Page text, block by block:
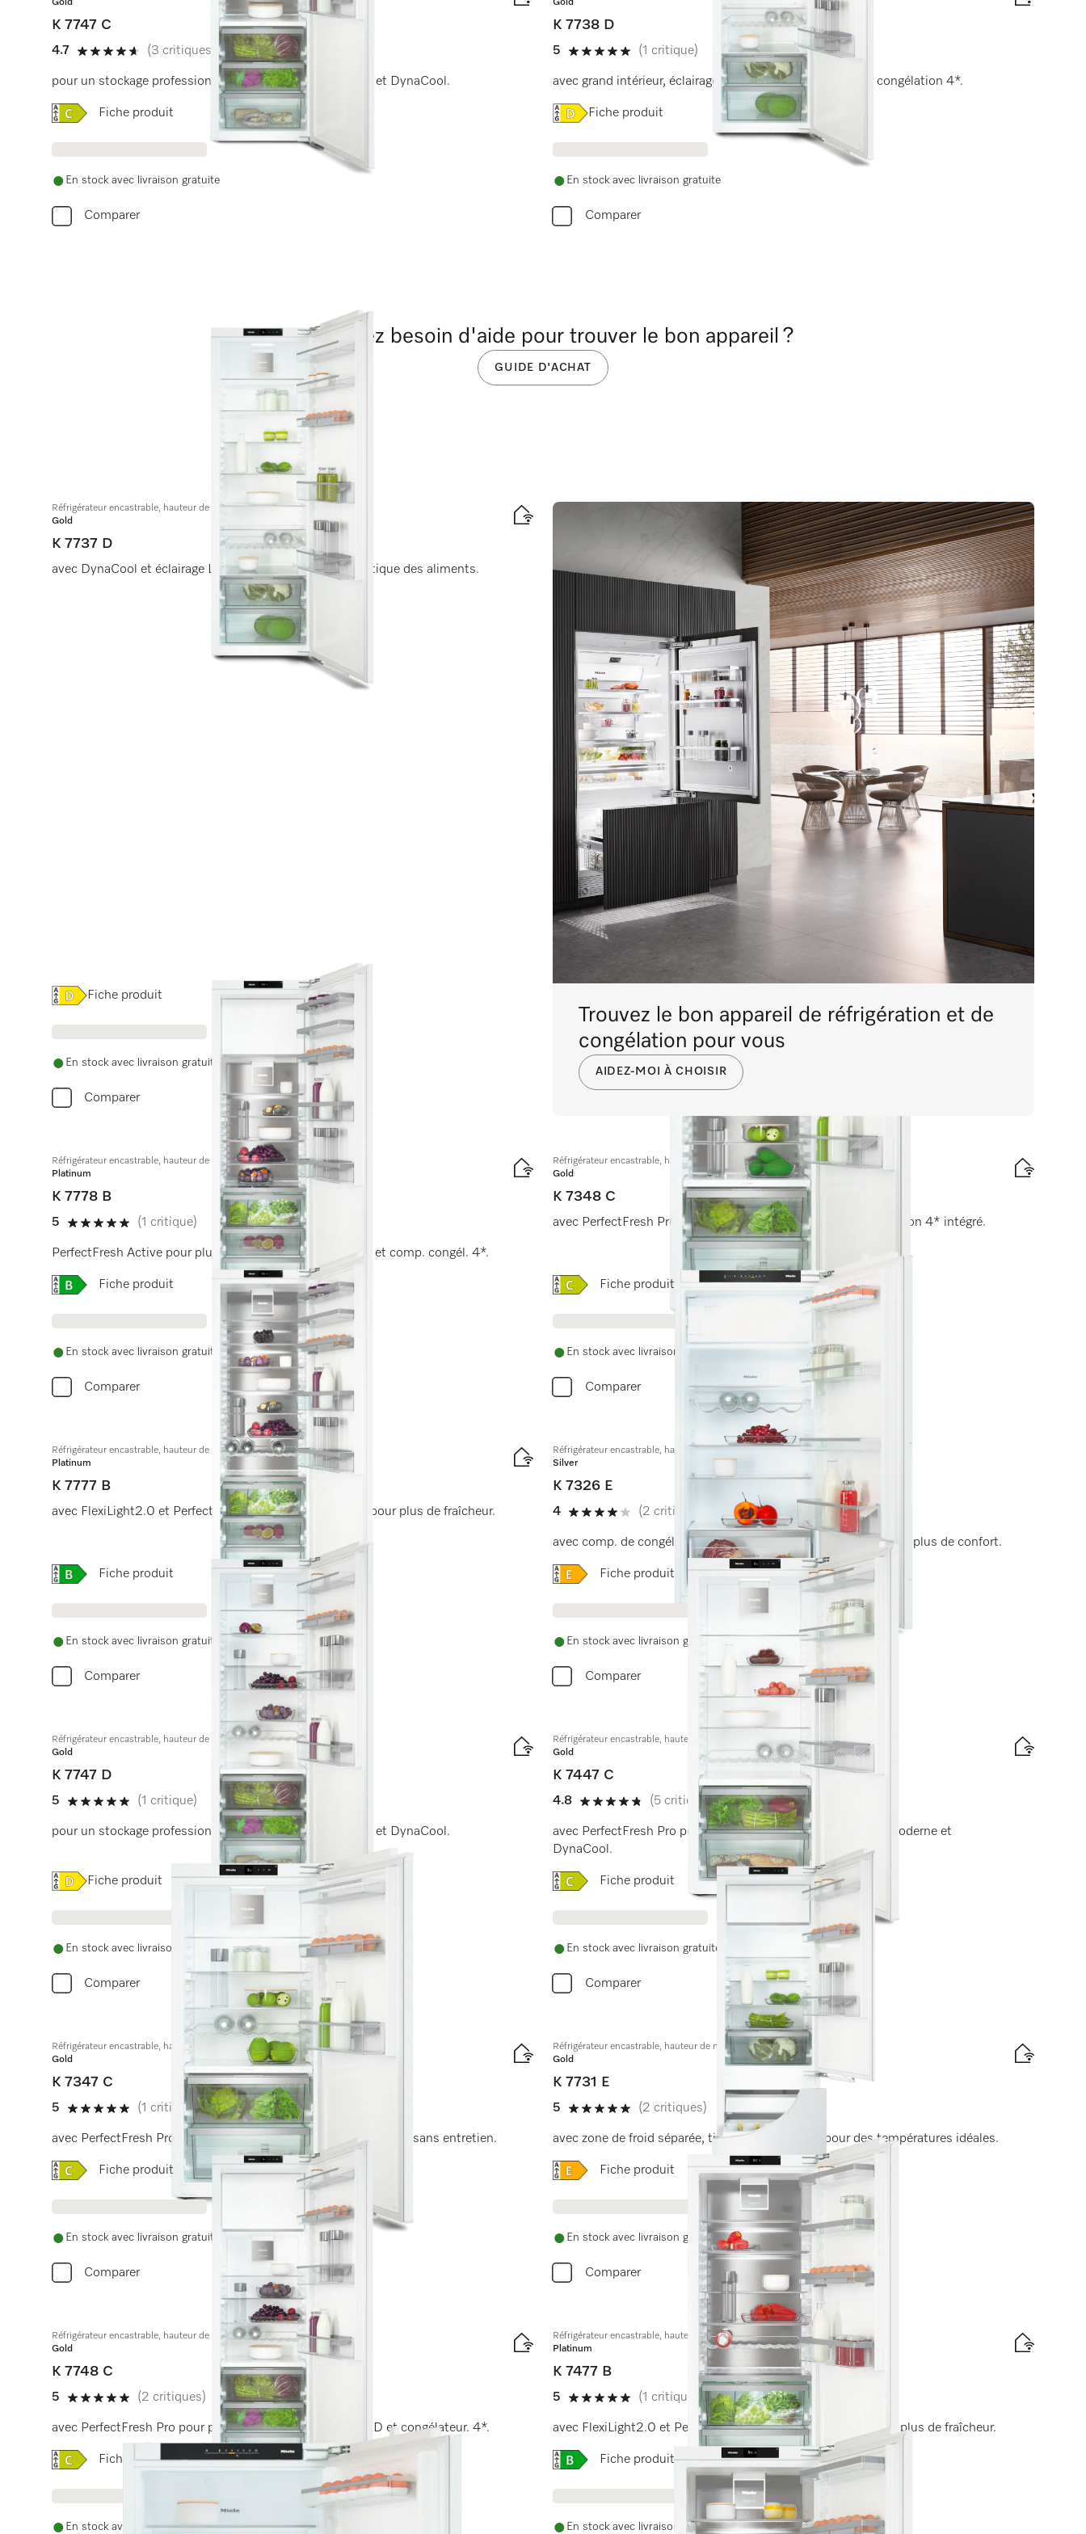
Gold
K 7747 C
4.7
4.7 étoiles sur 5
(3 critiques)
pour un stockage professionnel, grâce à PerfectFresh Pro et DynaCool.
Online Label Flag, Étiquette énergétique
Fiche produit
En stock avec livraison gratuite
Comparer
Gold
K 7738 D
5
5 étoiles sur 5
(1 critique)
avec grand intérieur, éclairage LED sans entretien et tiroir congélation 4*.
Online Label Flag, Étiquette énergétique
Fiche produit
En stock avec livraison gratuite
Comparer
Réfrigérateur encastrable, hauteur de niche 178 cm
Gold
K 7737 D
avec DynaCool et éclairage LED pour la conservation pratique des aliments.
Online Label Flag, Étiquette énergétique
Fiche produit
En stock avec livraison gratuite
Comparer
Réfrigérateur encastrable, hauteur de niche 178 cm
Platinum
K 7778 B
5
5 étoiles sur 5
(1 critique)
PerfectFresh Active pour plus de fraîcheur, FlexiLight 2.0 et comp. congél. 4*.
Online Label Flag, Étiquette énergétique
Fiche produit
En stock avec livraison gratuite
Comparer
Réfrigérateur encastrable, hauteur de niche 122 cm
Gold
K 7348 C
avec PerfectFresh Pro pour une fraîcheur et comp. de congélation 4* intégré.
Online Label Flag, Étiquette énergétique
Fiche produit
En stock avec livraison gratuite
Comparer
Réfrigérateur encastrable, hauteur de niche 178 cm
Platinum
K 7777 B
avec FlexiLight2.0 et PerfectFresh Active, humid. active pour plus de fraîcheur.
Online Label Flag, Étiquette énergétique
Fiche produit
En stock avec livraison gratuite
Comparer
Réfrigérateur encastrable, hauteur de niche 122 cm
Silver
K 7326 E
4
4 étoiles sur 5
(2 critiques)
avec comp. de congélation 4*, éclairage LED et SuperCool pour plus de confort.
Online Label Flag, Étiquette énergétique
Fiche produit
En stock avec livraison gratuite
Comparer
Réfrigérateur encastrable, hauteur de niche 178 cm
Gold
K 7747 D
5
5 étoiles sur 5
(1 critique)
pour un stockage professionnel, grâce à PerfectFresh Pro et DynaCool.
Online Label Flag, Étiquette énergétique
Fiche produit
En stock avec livraison gratuite
Comparer
Réfrigérateur encastrable, hauteur de niche 140 cm
Gold
K 7447 C
4.8
4.8 étoiles sur 5
(5 critiques)
avec PerfectFresh Pro pour plus de fraîcheur, éclairage LED moderne et
DynaCool.
Online Label Flag, Étiquette énergétique
Fiche produit
En stock avec livraison gratuite
Comparer
Réfrigérateur encastrable, hauteur de niche 122 cm
Gold
K 7347 C
5
5 étoiles sur 5
(1 critique)
avec PerfectFresh Pro pour fraîcheur prolongée et éclairage LED sans entretien.
Online Label Flag, Étiquette énergétique
Fiche produit
En stock avec livraison gratuite
Comparer
Réfrigérateur encastrable, hauteur de niche 178 cm
Gold
K 7731 E
5
5 étoiles sur 5
(2 critiques)
avec zone de froid séparée, tiroir de congélation pour des températures idéales.
Online Label Flag, Étiquette énergétique
Fiche produit
En stock avec livraison gratuite
Comparer
Réfrigérateur encastrable, hauteur de niche 178 cm
Gold
K 7748 C
5
5 étoiles sur 5
(2 critiques)
avec PerfectFresh Pro pour plus de fraîcheur, éclairage LED et congélateur. 4*.
Online Label Flag, Étiquette énergétique
Fiche produit
En stock avec livraison gratuite
Réfrigérateur encastrable, hauteur de niche 140 cm
Platinum
K 7477 B
5
5 étoiles sur 5
(1 critique)
avec FlexiLight2.0 et PerfectFresh Active, humid. active pour plus de fraîcheur.
Online Label Flag, Étiquette énergétique
Fiche produit
En stock avec livraison gratuite
Vous avez besoin d'aide pour trouver le bon appareil ?
GUIDE D'ACHAT
Trouvez le bon appareil de réfrigération et de
congélation pour vous
AIDEZ-MOI À CHOISIR